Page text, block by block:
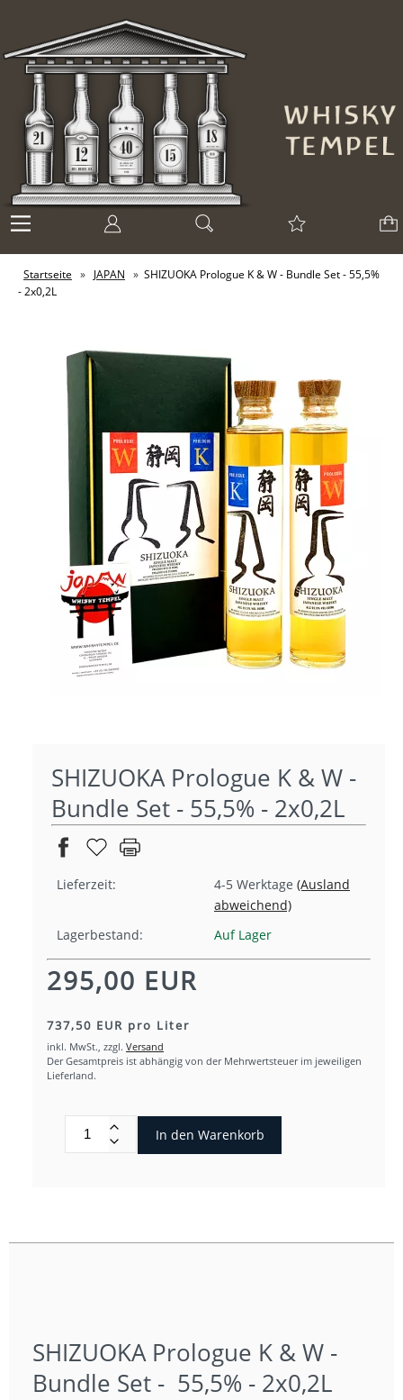
Startseite » JAPAN » SHIZUOKA Prologue K & W - Bundle Set - 55,5%
- 2x0,2L
SHIZUOKA Prologue K & W -
Bundle Set - 55,5% - 2x0,2L
Lieferzeit: 4-5 Werktage (Ausland
abweichend)
Lagerbestand:
Auf Lager
295,00 EUR
737,50 EUR pro Liter
inkl. MwSt., zzgl. Versand
Der Gesamtpreis ist abhängig von der Mehrwertsteuer im jeweiligen
Lieferland.
In den Warenkorb
SHIZUOKA Prologue K & W -
Bundle Set - 55,5% - 2x0,2L